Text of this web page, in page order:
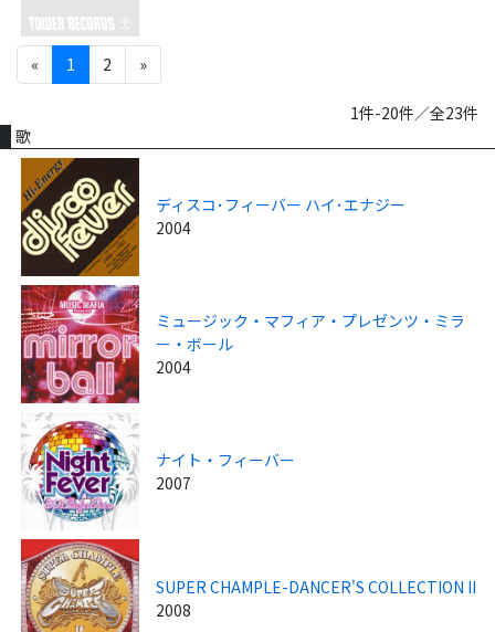
« 1 2 »
1件-20件／全23件
歌
ディスコ･フィーバー ハイ･エナジー
2004
ミュージック・マフィア・プレゼンツ・ミラ
ー・ボール
2004
ナイト・フィーバー
2007
SUPER CHAMPLE-DANCER'S COLLECTION II
2008